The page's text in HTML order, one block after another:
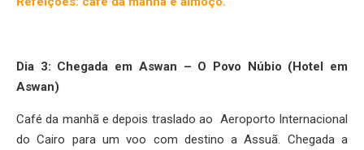
Dia 3: Chegada em Aswan – O Povo Núbio (Hotel em
Aswan)
Café da manhã e depois traslado ao Aeroporto Internacional
do Cairo para um voo com destino a Assuã. Chegada a